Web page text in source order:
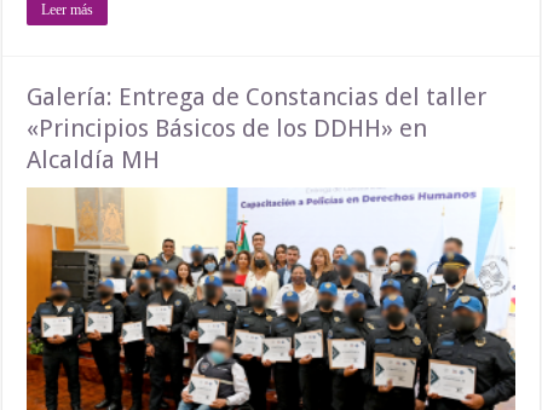
Leer más
Galería: Entrega de Constancias del taller
«Principios Básicos de los DDHH» en
Alcaldía MH